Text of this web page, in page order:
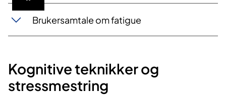
i
d
o
Brukersamtale om fatigue
Kognitive teknikker og
stressmestring